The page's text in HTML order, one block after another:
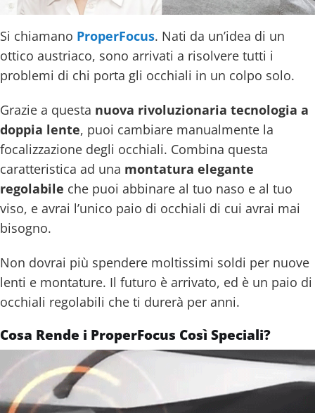
Si chiamano ProperFocus. Nati da un’idea di un
ottico austriaco, sono arrivati a risolvere tutti i
problemi di chi porta gli occhiali in un colpo solo.
Grazie a questa nuova rivoluzionaria tecnologia a
doppia lente, puoi cambiare manualmente la
focalizzazione degli occhiali. Combina questa
caratteristica ad una montatura elegante
regolabile che puoi abbinare al tuo naso e al tuo
viso, e avrai l’unico paio di occhiali di cui avrai mai
bisogno.
Non dovrai più spendere moltissimi soldi per nuove
lenti e montature. Il futuro è arrivato, ed è un paio di
occhiali regolabili che ti durerà per anni.
Cosa Rende i ProperFocus Così Speciali?